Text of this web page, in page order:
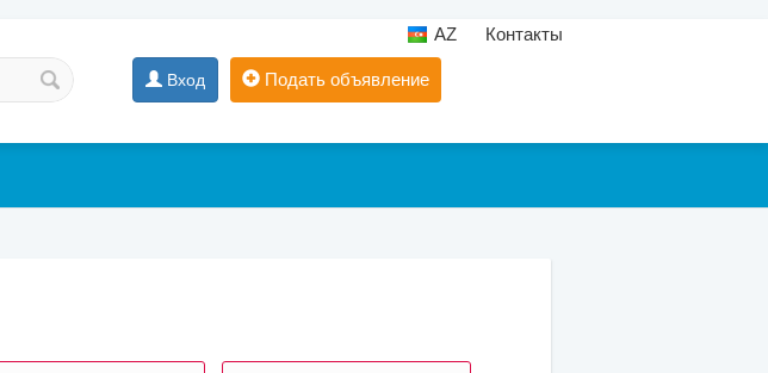
AZ Контакты
Вход Подать объявление